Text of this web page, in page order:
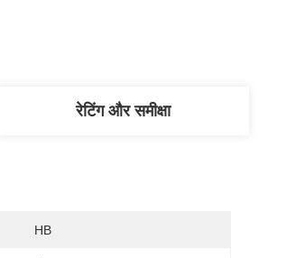
रेटिंग और समीक्षा
HB